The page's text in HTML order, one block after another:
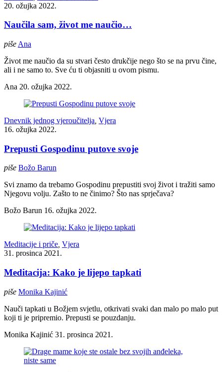
20. ožujka 2022.
Naučila sam, život me naučio…
piše Ana
Život me naučio da su stvari često drukčije nego što se na prvu čine,
ali i ne samo to. Sve ću ti objasniti u ovom pismu.
Ana 20. ožujka 2022.
Dnevnik jednog vjeroučitelja Vjera
16. ožujka 2022.
Prepusti Gospodinu putove svoje
piše Božo Barun
Svi znamo da trebamo Gospodinu prepustiti svoj život i tražiti samo
Njegovu volju. Zašto to ne činimo? Što nas sprječava?
Božo Barun 16. ožujka 2022.
Meditacije i priče, Vjera
31. prosinca 2021.
Meditacija: Kako je lijepo tapkati
piše Monika Kajinić
Nauči tapkati u Božjem svjetlu, otkrivati svaki dan malo po malo put
koji ti je pripremio. Prepusti se pouzdanju.
Monika Kajinić 31. prosinca 2021.